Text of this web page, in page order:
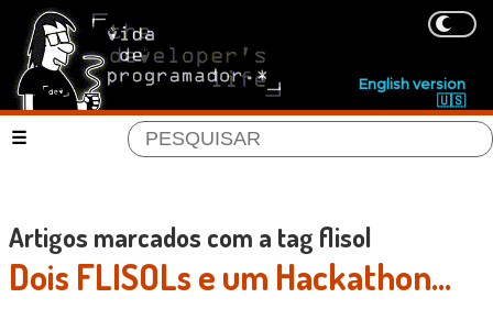
English version
🇺🇸
Artigos marcados com a tag flisol
Dois FLISOLs e um Hackathon...